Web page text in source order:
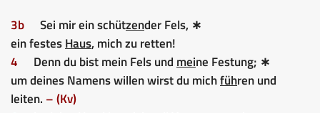
3b Sei mir ein schützender Fels, ∗
ein festesHaus, mich zu retten!
4
Denn du bist mein Fels und meine Festung; ∗
um deines Namens willen wirst du michführen und
leiten. – (Kv)